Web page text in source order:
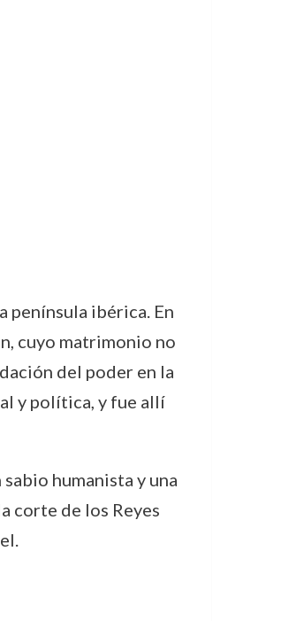
península ibérica. En
cuyo matrimonio no
del poder en la
y política, y fue allí
humanista y una
corte de los Reyes